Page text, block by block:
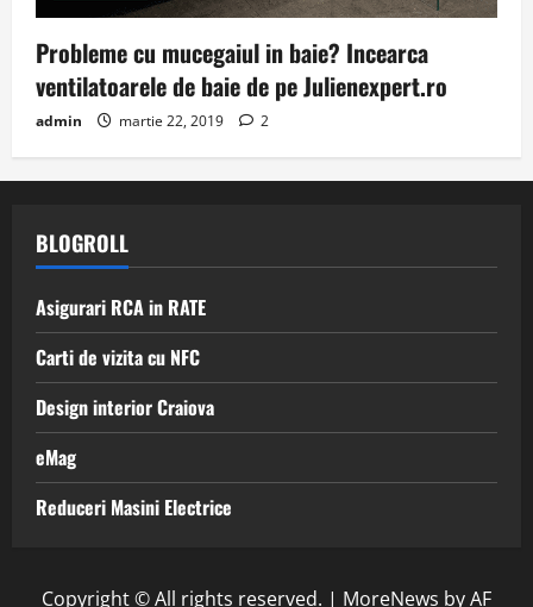
Probleme cu mucegaiul in baie? Incearca
ventilatoarele de baie de pe Julienexpert.ro
admin martie 22, 2019 2
BLOGROLL
Asigurari RCA in RATE
Carti de vizita cu NFC
Design interior Craiova
eMag
Reduceri Masini Electrice
Copyright © All rights reserved. | MoreNews by AF